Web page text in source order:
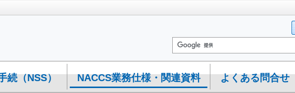
続（NSS） NACCS業務仕様・関連資料 よくある問合せ